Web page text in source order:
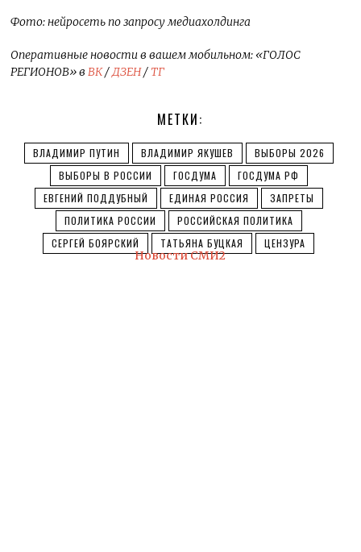
Фото: нейросеть по запросу медиахолдинга
Оперативные новости в вашем мобильном: «ГОЛОС
РЕГИОНОВ» вВК/ДЗЕН/ ТГ
МЕТКИ:
ВЛАДИМИР ПУТИН ВЛАДИМИР ЯКУШЕВ
ВЫБОРЫ 2026
ВЫБОРЫ В РОССИИ
ГОСДУМА
ГОСДУМА РФ
ЕВГЕНИЙ ПОДДУБНЫЙ
ЕДИНАЯ РОССИЯ
ЗАПРЕТЫ
ПОЛИТИКА РОССИИ
РОССИЙСКАЯ ПОЛИТИКА
СЕРГЕЙ БОЯРСКИЙ
ТАТЬЯНА БУЦКАЯ ЦЕНЗУРА
Новости СМИ2